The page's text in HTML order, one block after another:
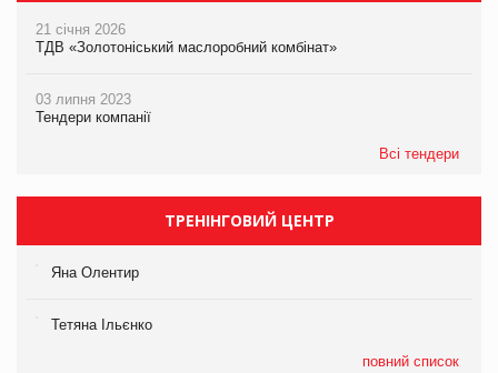
21 січня 2026
ТДВ «Золотоніський маслоробний комбінат»
03 липня 2023
Тендери компанії
Всі тендери
ТРЕНІНГОВИЙ ЦЕНТР
Яна Олентир
Тетяна Ільєнко
повний список